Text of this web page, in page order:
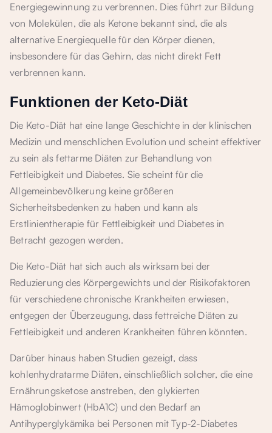
Energiegewinnung zu verbrennen. Dies führt zur Bildung
von Molekülen, die als Ketone bekannt sind, die als
alternative Energiequelle für den Körper dienen,
insbesondere für das Gehirn, das nicht direkt Fett
verbrennen kann.
Funktionen der Keto-Diät
Die Keto-Diät hat eine lange Geschichte in der klinischen
Medizin und menschlichen Evolution und scheint effektiver
zu sein als fettarme Diäten zur Behandlung von
Fettleibigkeit und Diabetes. Sie scheint für die
Allgemeinbevölkerung keine größeren
Sicherheitsbedenken zu haben und kann als
Erstlinientherapie für Fettleibigkeit und Diabetes in
Betracht gezogen werden.
Die Keto-Diät hat sich auch als wirksam bei der
Reduzierung des Körpergewichts und der Risikofaktoren
für verschiedene chronische Krankheiten erwiesen,
entgegen der Überzeugung, dass fettreiche Diäten zu
Fettleibigkeit und anderen Krankheiten führen könnten.
Darüber hinaus haben Studien gezeigt, dass
kohlenhydratarme Diäten, einschließlich solcher, die eine
Ernährungsketose anstreben, den glykierten
Hämoglobinwert (HbA1C) und den Bedarf an
Antihyperglykämika bei Personen mit Typ-2-Diabetes